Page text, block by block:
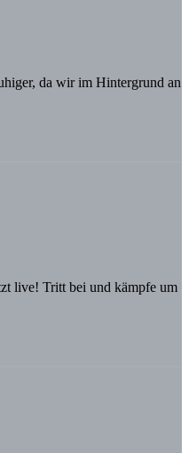
da wir im Hintergrund an
live! Tritt bei und kämpfe um